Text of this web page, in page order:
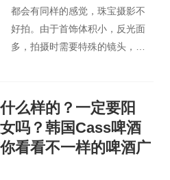
不同的拍摄风格、拍摄方法甚至
后期技术来展现。 今天北京宣传
片小编为大家分享下常见的企业
都会有同样的感觉，珠宝摄影不
好拍。由于首饰体积小，反光面
多，拍摄时需要特殊的镜头，摄
呢？
么样的？一定要阳
吗？韩国Cass啤酒
看看不一样的啤酒广